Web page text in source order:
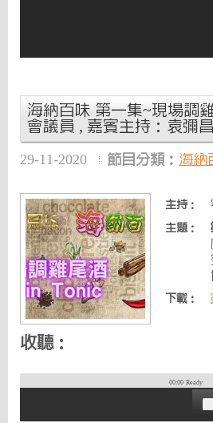
海納百味 第一集~現場調
會議員 , 嘉賓主持：袁彌
29-11-2020 節目分類： 海納
主持：
主題：
下載：
收聽：
00:00 Ready